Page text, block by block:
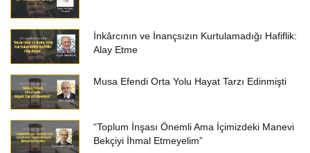
İnkârcının ve İnançsızın Kurtulamadığı Hafiflik:
Alay Etme
Musa Efendi Orta Yolu Hayat Tarzı Edinmişti
“Toplum İnşası Önemli Ama İçimizdeki Manevi
Bekçiyi İhmal Etmeyelim”